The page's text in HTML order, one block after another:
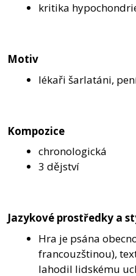
kritika
Motiv
lékaři šarlatáni,
Kompozice
chronologická
3 dějství
Jazykové prostředky a
Hra je psána
francouzštinou),
lahodil lidskému